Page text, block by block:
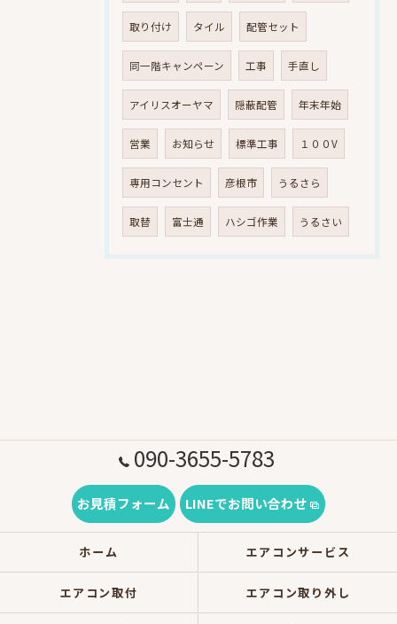
取り付け タイル 配管セット
同一階キャンペーン 工事 手直し
アイリスオーヤマ 隠蔽配管 年末年始
営業 お知らせ 標準工事 １００V
専用コンセント 彦根市 うるさら
取替 富士通 ハシゴ作業 うるさい
090-3655-5783
お見積フォーム LINEでお問い合わせ
ホーム エアコンサービス
エアコン取付 エアコン取り外し